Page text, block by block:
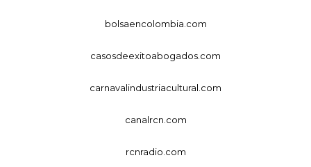
bolsaencolombia.com
casosdeexitoabogados.com
carnavalindustriacultural.com
canalrcn.com
rcnradio.com